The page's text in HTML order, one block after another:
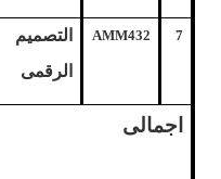
7
AMM432
التصميم
الرقمى
اجمالى